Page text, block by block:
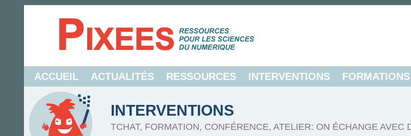
ACCUEIL ACTUALITÉS RESSOURCES INTERVENTIONS FORMATIONS
INTERVENTIONS
TCHAT, FORMATION, CONFÉRENCE, ATELIER: ON ÉCHANGE AVEC